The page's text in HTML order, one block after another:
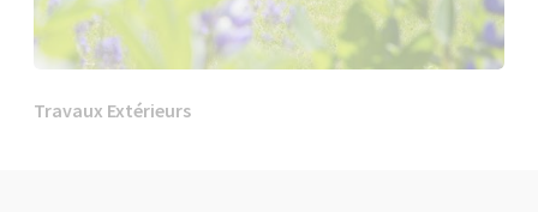
Travaux Extérieurs